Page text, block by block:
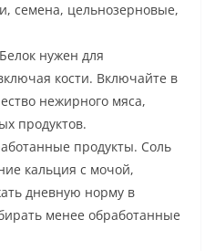
семена, цельнозерновые,
нужен для
кости. Включайте в
нежирного мяса,
продуктов.
продукты. Соль
кальция с мочой,
дневную норму в
менее обработанные